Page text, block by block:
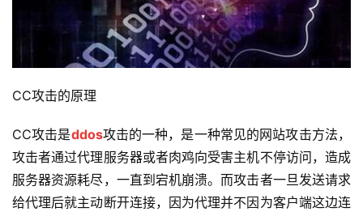
CC攻击的原理
CC攻击是ddos攻击的一种，是一种常见的网站攻击方法，
攻击者通过代理服务器或者肉鸡向受害主机不停访问，造成
服务器资源耗尽，一直到宕机崩溃。而攻击者一旦发送请求
给代理后就主动断开连接，因为代理并不因为客户端这边连